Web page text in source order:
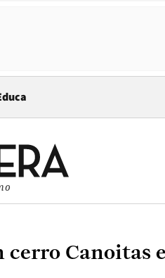
in new window
Canoitas